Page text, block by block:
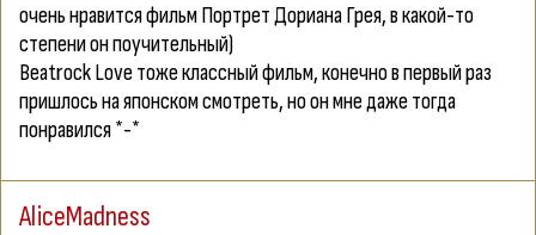
очень нравится фильмПортрет Дориана Грея, в какой-то
степени он поучительный)
Beatrock Loveтоже классный фильм, конечно в первый раз
пришлось на японском смотреть, но он мне даже тогда
понравился *-*
AliceMadness